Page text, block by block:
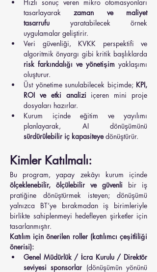
Hızlı sonuç veren mikro otomasyonları
tasarlayarak zaman ve maliyet
tasarrufu yaratabilecek örnek
uygulamalar geliştirir.
Veri güvenliği, KVKK perspektifi ve
risk farkındalığı ve yönetişim yaklaşımı
oluşturur.
Üst yönetime sunulabilecek biçimde; KPI,
ROI ve etki analizi içeren mini proje
dosyaları hazırlar.
Kurum içinde eğitim ve yayılımı
sürdürülebilir iç kapasiteye dönüştürür.
Kimler Katılmalı:
ölçeklenebilir, ölçülebilir ve güvenli bir iş
pratiğine dönüştürmek isteyen; dönüşümü
yalnızca BT’ye bırakmadan iş birimleriyle
birlikte sahiplenmeyi hedefleyen şirketler için
tasarlanmıştır.
Katılım için önerilen roller (katılımcı çeşitliliği
önerisi):
Genel Müdürlük / İcra Kurulu / Direktör
seviyesi sponsorlar (dönüşümün yönünü